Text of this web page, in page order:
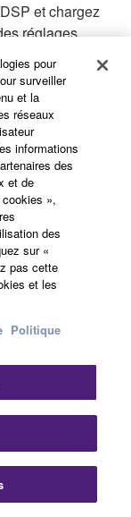
et chargez
réglages
du délai ou
très fiables
de scène
durable avec
qualité
(SPCVR-
options
une grande
de
pour
surveiller
et la
réseaux
informations
des
et de
»,
des
sur «
pas cette
et les
Politique